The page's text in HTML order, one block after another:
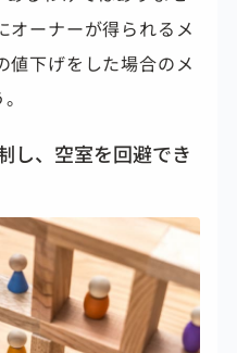
オーナーが得られるメ
値下げをした場合のメ
し、空室を回避でき